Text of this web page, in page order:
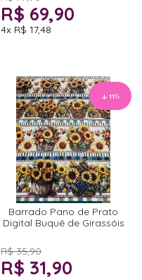
R$ 69,90
4x R$ 17,48
11%
Barrado Pano de Prato
Digital Buquê de Girassóis
R$ 35,90
R$ 31,90